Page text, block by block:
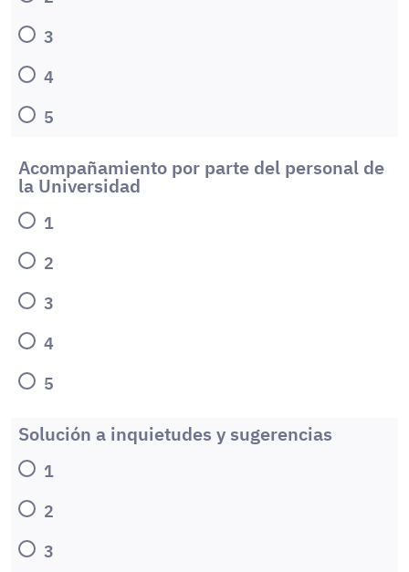
3
4
5
Acompañamiento por parte del personal de
la Universidad
1
2
3
4
5
Solución a inquietudes y sugerencias
1
2
3